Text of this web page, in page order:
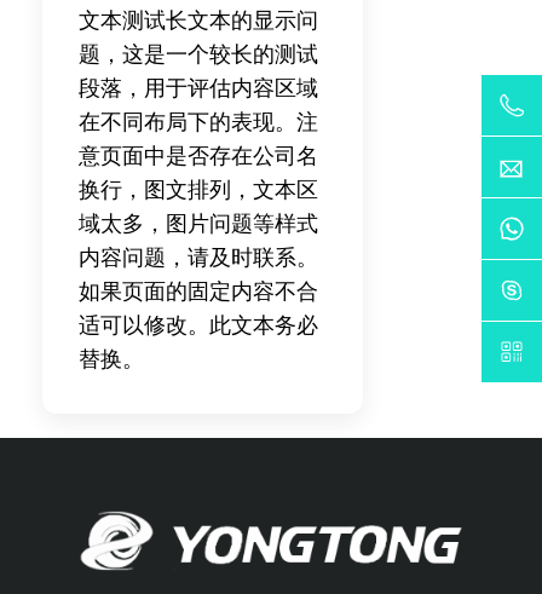
文本测试长文本的显示问
题，这是一个较长的测试
段落，用于评估内容区域
在不同布局下的表现。注
意页面中是否存在公司名
换行，图文排列，文本区
域太多，图片问题等样式
内容问题，请及时联系。
如果页面的固定内容不合
适可以修改。此文本务必
替换。